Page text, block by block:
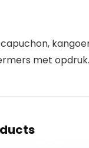
met opdruk.